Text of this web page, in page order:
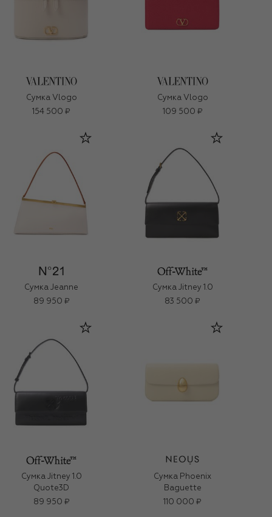
Сумка Vlogo
154 500 ₽
Сумка Vlogo
109 500 ₽
Сумка Jeanne
89 950 ₽
Сумка Jitney 1.0
83 500 ₽
Сумка Jitney 1.0
Quote3D
89 950 ₽
Сумка Phoenix
Baguette
110 000 ₽